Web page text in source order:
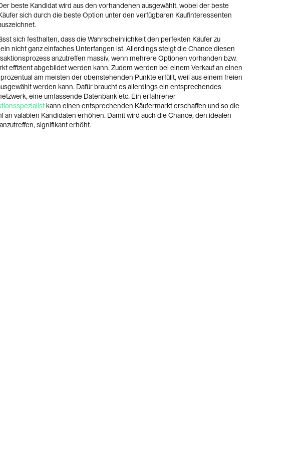
beste Kandidat wird aus den vorhandenen ausgewählt, wobei der beste
sich durch die beste Option unter den verfügbaren Kaufinteressenten
sich festhalten, dass die Wahrscheinlichkeit den perfekten Käufer zu
nicht ganz einfaches Unterfangen ist. Allerdings steigt die Chance diesen
anzutreffen massiv, wenn mehrere Optionen vorhanden bzw.
effizient abgebildet werden kann. Zudem werden bei einem Verkauf an einen
am meisten der obenstehenden Punkte erfüllt, weil aus einem freien
werden kann. Dafür braucht es allerdings ein entsprechendes
eine umfassende Datenbank etc. Ein erfahrener
kann einen entsprechenden Käufermarkt erschaffen und so die
an valablen Kandidaten erhöhen. Damit wird auch die Chance, den idealen
signifikant erhöht.